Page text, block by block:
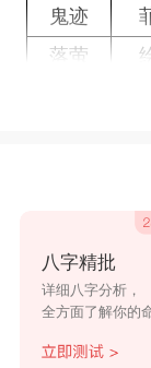
鬼迹
落萤
若雨
死结
八字精批
详细八字分析，
全方面了解你的